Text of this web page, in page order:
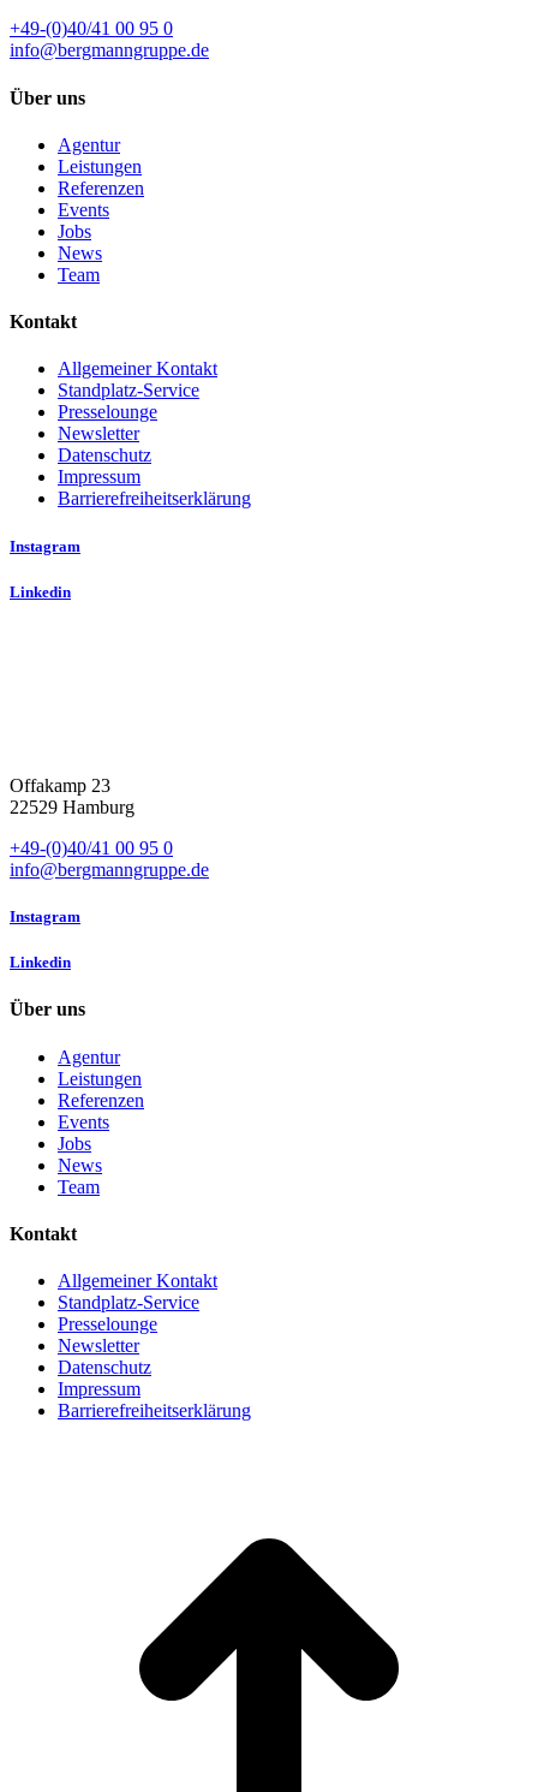
+49-(0)40/41 00 95 0
info@bergmanngruppe.de
Über uns
Agentur
Leistungen
Referenzen
Events
Jobs
News
Team
Kontakt
Allgemeiner Kontakt
Standplatz-Service
Presselounge
Newsletter
Datenschutz
Impressum
Barrierefreiheitserklärung
Instagram
Linkedin
Offakamp 23
22529 Hamburg
+49-(0)40/41 00 95 0
info@bergmanngruppe.de
Instagram
Linkedin
Über uns
Agentur
Leistungen
Referenzen
Events
Jobs
News
Team
Kontakt
Allgemeiner Kontakt
Standplatz-Service
Presselounge
Newsletter
Datenschutz
Impressum
Barrierefreiheitserklärung